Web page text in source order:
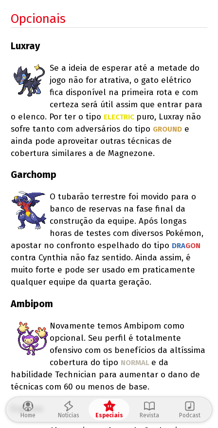
Opcionais
Luxray
Se a ideia de esperar até a metade do
jogo não for atrativa, o gato elétrico
fica disponível na primeira rota e com
certeza será útil assim que entrar para
o elenco. Por ter o tipo ELECTRIC puro, Luxray não
sofre tanto com adversários do tipo GROUND e
ainda pode aproveitar outras técnicas de
cobertura similares a de Magnezone.
Garchomp
O tubarão terrestre foi movido para o
banco de reservas na fase final da
construção da equipe. Após longas
horas de testes com diversos Pokémon,
apostar no confronto espelhado do tipo DRA
contra Cynthia não faz sentido. Ainda assim, é
muito forte e pode ser usado em praticamente
qualquer equipe da quarta geração.
Ambipom
Novamente temos Ambipom como
opcional. Seu perfil é totalmente
ofensivo com os benefícios da altíssima
cobertura do tipo NORMAL e da
habilidade Technician para aumentar o dano de
técnicas com 60 ou menos de base.
Espeon
Home Notícias Especiais Revista Podcast